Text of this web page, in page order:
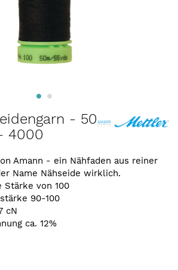
- 50
4000
Amann - ein Nähfaden aus reiner
Name Nähseide wirklich.
Stärke von 100
90-100
cN
ca. 12%